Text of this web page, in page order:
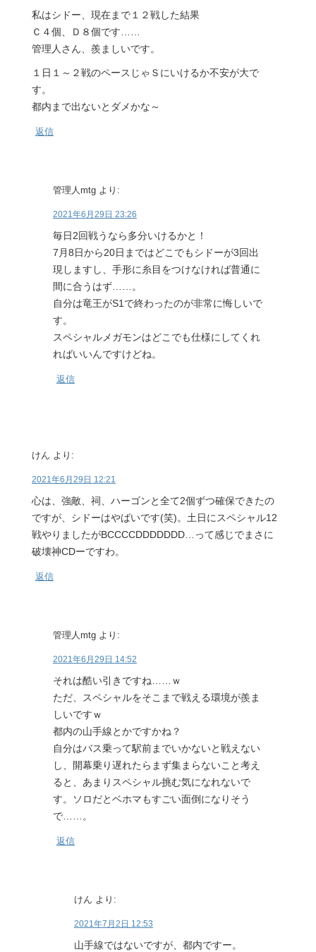
私はシドー、現在まで１２戦した結果
Ｃ４個、Ｄ８個です……
管理人さん、羨ましいです。
１日１～２戦のペースじゃＳにいけるか不安が大で
す。
都内まで出ないとダメかな～
返信
管理人mtg より:
2021年6月29日 23:26
毎日2回戦うなら多分いけるかと！
7月8日から20日まではどこでもシドーが3回出
現しますし、手形に糸目をつけなければ普通に
間に合うはず……。
自分は竜王がS1で終わったのが非常に悔しいで
す。
スペシャルメガモンはどこでも仕様にしてくれ
ればいいんですけどね。
返信
けん より:
2021年6月29日 12:21
心は、強敵、祠、ハーゴンと全て2個ずつ確保できたの
ですが、シドーはやばいです(笑)。土日にスペシャル12
戦やりましたがBCCCCDDDDDDD…って感じでまさに
破壊神CDーですわ。
返信
管理人mtg より:
2021年6月29日 14:52
それは酷い引きですね……ｗ
ただ、スペシャルをそこまで戦える環境が羨ま
しいですｗ
都内の山手線とかですかね？
自分はバス乗って駅前までいかないと戦えない
し、開幕乗り遅れたらまず集まらないこと考え
ると、あまりスペシャル挑む気になれないで
す。ソロだとベホマもすごい面倒になりそう
で……。
返信
けん より:
2021年7月2日 12:53
山手線ではないですが、都内ですー。